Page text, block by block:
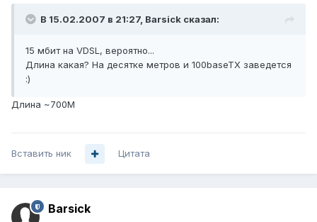
В 15.02.2007 в 21:27, Barsick сказал:
15 мбит на VDSL, вероятно...
Длина какая? На десятке метров и 100baseTX заведется
:)
Длина ~700М
Вставить ник Цитата
Barsick